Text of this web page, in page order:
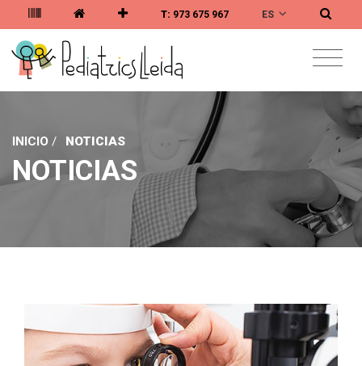
T: 973 675 967 ES
INICIO / NOTICIAS
NOTICIAS